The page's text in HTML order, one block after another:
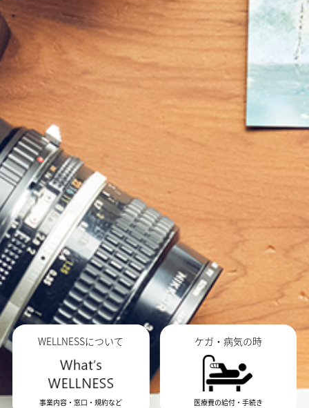
WELLNESSについて
事業内容・窓口・規約など
ケガ・病気の時
医療費の給付・手続き